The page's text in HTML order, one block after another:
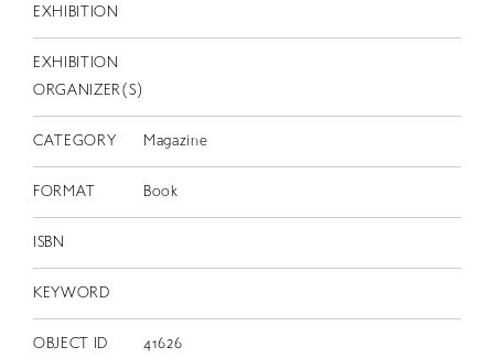
EXHIBITION
EXHIBITION
ORGANIZER(S)
CATEGORY Magazine
FORMAT Book
ISBN
KEYWORD
OBJECT ID 41626